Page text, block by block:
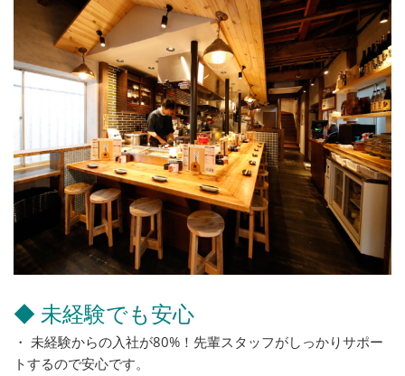
◆ 未経験でも安心
・ 未経験からの入社が80%！先輩スタッフがしっかりサポー
トするので安心です。